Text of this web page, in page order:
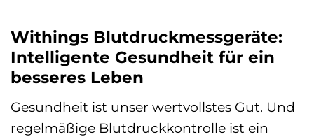
Withings Blutdruckmessgeräte:
Intelligente Gesundheit für ein
besseres Leben
Gesundheit ist unser wertvollstes Gut. Und
regelmäßige Blutdruckkontrolle ist ein